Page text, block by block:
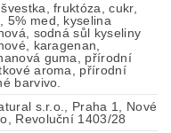
fruktóza, cukr,
5% med, kyselina
sodná sůl kyseliny
karagenan,
guma, přírodní
aroma, přírodní
barvivo.
s.r.o., Praha 1, Nové
Revoluční 1403/28